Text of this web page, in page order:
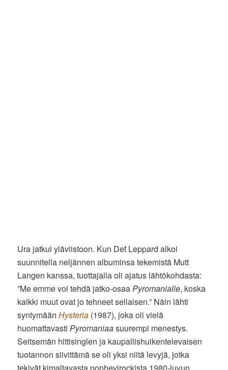
Ura jatkui yläviistoon. Kun Def Leppard alkoi
suunnitella neljännen albuminsa tekemistä Mutt
Langen kanssa, tuottajalla oli ajatus lähtökohdasta:
”Me emme voi tehdä jatko-osaa Pyromanialle, koska
kaikki muut ovat jo tehneet sellaisen.” Näin lähti
syntymäänHysteria (1987), joka oli vielä
huomattavasti Pyromaniaasuurempi menestys.
Seitsemän hittisinglen ja kaupallishuikentelevaisen
tuotannon siivittämä se oli yksi niitä levyjä, jotka
tekivät kimaltavasta pophevirockista 1980-luvun